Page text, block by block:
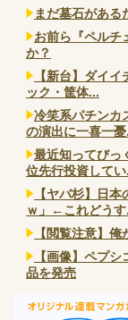
まだ墓石がある
お前ら『ペルチ
か？
【新台】ダイ
ック・筐体...
冷笑系パチンカ
の演出に一喜一憂
最近知ってびっ
位先行投資してい
【ヤバ杉】日
ｗ」←これどうす
【閲覧注意】
【画像】ペプ
品を発売